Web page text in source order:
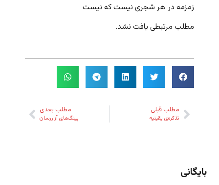
زمزمه در هر شجری نیست که نیست
مطلب مرتبطی یافت نشد.
مطلب قبلی
تذکره‌ی یقینیه
مطلب بعدی
پینگ‌های آزاررسان
بایگانی